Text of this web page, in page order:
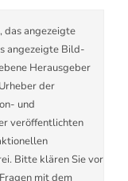
das angezeigte
angezeigte Bild-
Herausgeber
der
und
veröffentlichten
Bitte klären Sie vor
mit dem